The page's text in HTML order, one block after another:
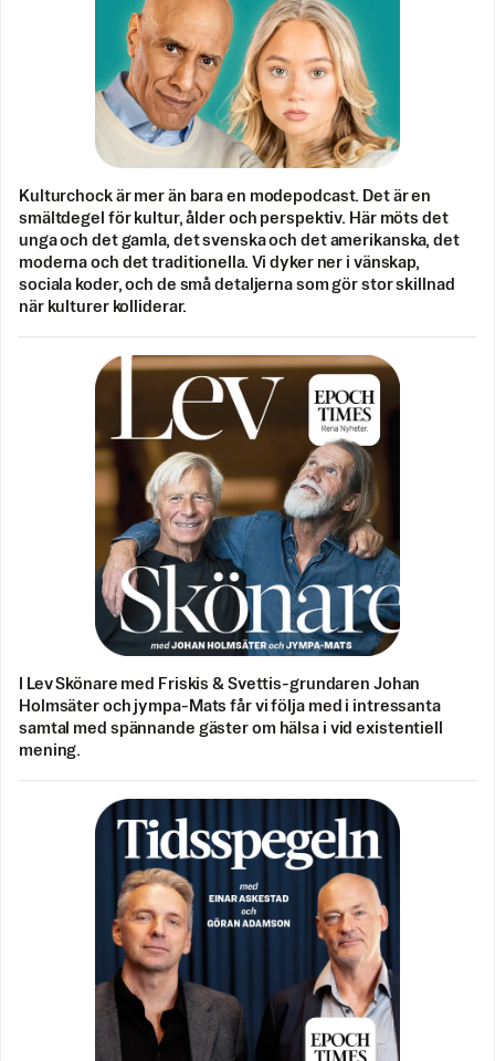
Kulturchock är mer än bara en modepodcast. Det är en
smältdegel för kultur, ålder och perspektiv. Här möts det
unga och det gamla, det svenska och det amerikanska, det
moderna och det traditionella. Vi dyker ner i vänskap,
sociala koder, och de små detaljerna som gör stor skillnad
när kulturer kolliderar.
I Lev Skönare med Friskis & Svettis-grundaren Johan
Holmsäter och jympa-Mats får vi följa med i intressanta
samtal med spännande gäster om hälsa i vid existentiell
mening.